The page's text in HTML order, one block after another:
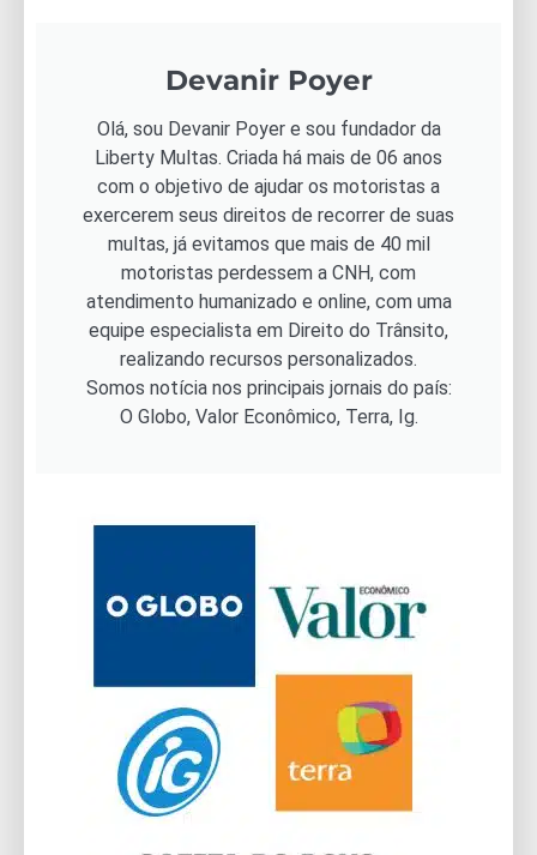
Devanir Poyer
Olá, sou Devanir Poyer e sou fundador da
Liberty Multas. Criada há mais de 06 anos
com o objetivo de ajudar os motoristas a
exercerem seus direitos de recorrer de suas
multas, já evitamos que mais de 40 mil
motoristas perdessem a CNH, com
atendimento humanizado e online, com uma
equipe especialista em Direito do Trânsito,
realizando recursos personalizados.
Somos notícia nos principais jornais do país:
O Globo, Valor Econômico, Terra, Ig.